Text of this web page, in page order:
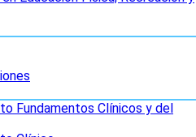
Fundamentos Clínicos y del